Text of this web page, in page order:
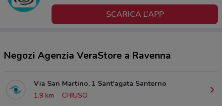
SCARICA L’APP
Negozi Agenzia VeraStore a Ravenna
Via San Martino, 1 Sant'agata Santerno
1.9 km
CHIUSO